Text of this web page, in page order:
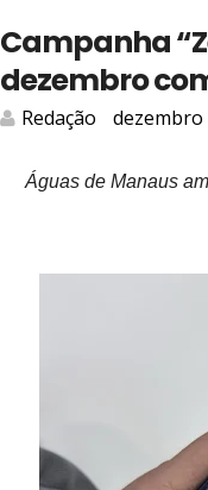
Campanha
dezembro
Redação dezembro
Águas de Manaus